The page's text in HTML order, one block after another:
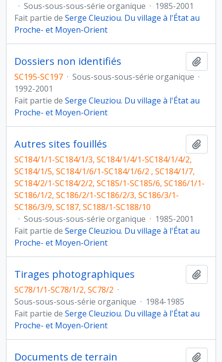
· Sous-sous-sous-série organique · 1985-2001
Fait partie de Serge Cleuziou. Du village à l'État au
Proche- et Moyen-Orient
Dossiers non identifiés
SC195-SC197 · Sous-sous-sous-série organique ·
1992-2001
Fait partie de Serge Cleuziou. Du village à l'État au
Proche- et Moyen-Orient
Autres sites fouillés
SC184/1/1-SC184/1/3, SC184/1/4/1-SC184/1/4/2,
SC184/1/5, SC184/1/6/1-SC184/1/6/2 , SC184/1/7,
SC184/2/1-SC184/2/2, SC185/1-SC185/6, SC186/1/1-
SC186/1/2, SC186/2/1-SC186/2/3, SC186/3/1-
SC186/3/9, SC187, SC188/1-SC188/10
· Sous-sous-sous-série organique · 1985-2001
Fait partie de Serge Cleuziou. Du village à l'État au
Proche- et Moyen-Orient
Tirages photographiques
SC78/1/1-SC78/1/2, SC78/2 ·
Sous-sous-sous-série organique · 1984-1985
Fait partie de Serge Cleuziou. Du village à l'État au
Proche- et Moyen-Orient
Documents de terrain